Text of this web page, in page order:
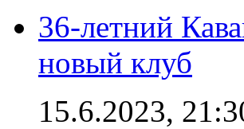
36-летний
новый клуб
15.6.2023,